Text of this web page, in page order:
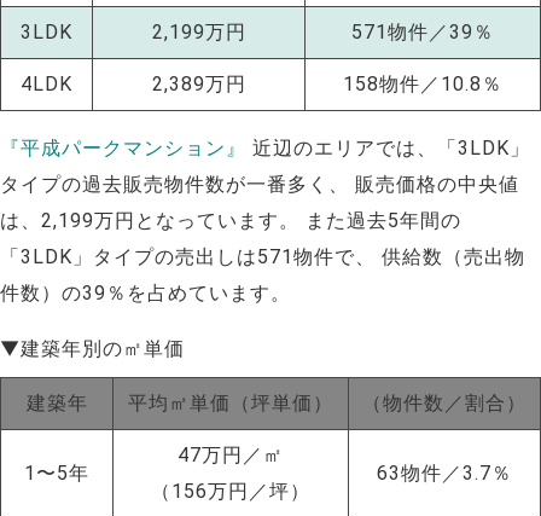
3LDK 2,199万円 571物件／39％
4LDK 2,389万円 158物件／10.8％
『平成パークマンション』
近辺のエリアでは、「3LDK」
タイプの過去販売物件数が一番多く、 販売価格の中央値
は、2,199万円となっています。 また過去5年間の
「3LDK」タイプの売出しは571物件で、 供給数（売出物
件数）の39％を占めています。
▼建築年別の㎡単価
建築年 平均㎡単価（坪単価） （物件数／割合）
1〜5年
47万円／㎡
（156万円／坪）
63物件／3.7％